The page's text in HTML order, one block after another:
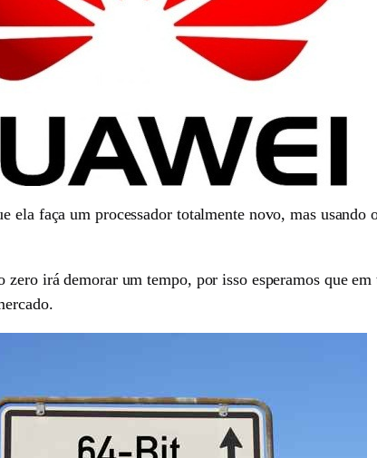
ela faça um processador totalmente novo, mas
irá demorar um tempo, por isso esperamos que